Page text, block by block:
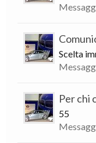
Scelta
Per chi
55